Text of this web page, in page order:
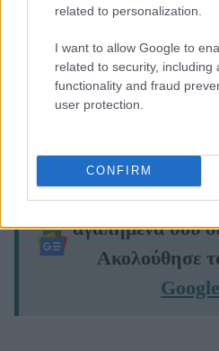
related to personalization.
I want to allow Google to
related to security, including
functionality and fraud
user protection.
CONFIRM
Credit: HMP
Μάθε τώρα
αγαπημένα σου
Ακολούθησε